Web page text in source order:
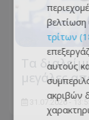
Τα
μεγάλες
31.07.2026 - 13:55
τρίτων
αυτούς
ακριβών